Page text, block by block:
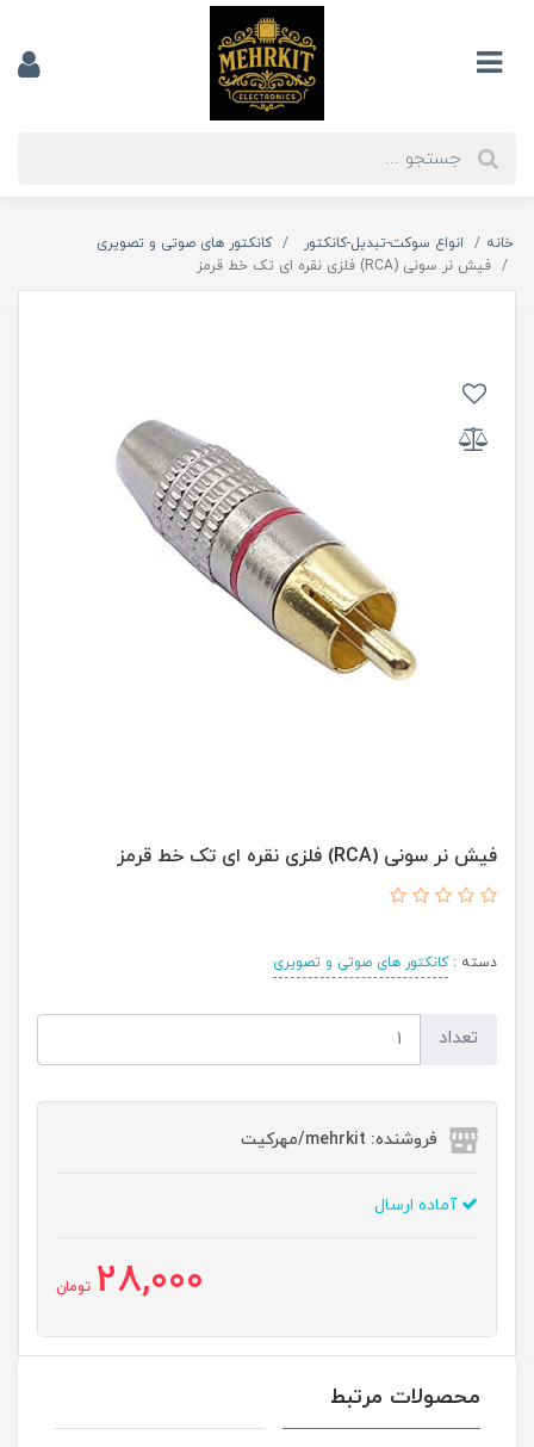
خانه انواع سوکت-تبدیل-کانکتور
کانکتور های صوتی و تصویری
فیش نر سونی (RCA) فلزی نقره ای تک خط قرمز
فیش نر سونی (RCA) فلزی نقره ای تک خط قرمز
دسته :کانکتور های صوتی و تصویری
تعداد
فروشنده: mehrkit/مهرکیت
آماده ارسال
28,000 تومان
محصولات مرتبط